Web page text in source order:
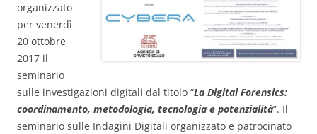
organizzato
per venerdì
20 ottobre
2017 il
seminario
sulle investigazioni digitali dal titolo “La Digital Forensics:
coordinamento, metodologia, tecnologia e potenzialità”. Il
seminario sulle Indagini Digitali organizzato e patrocinato